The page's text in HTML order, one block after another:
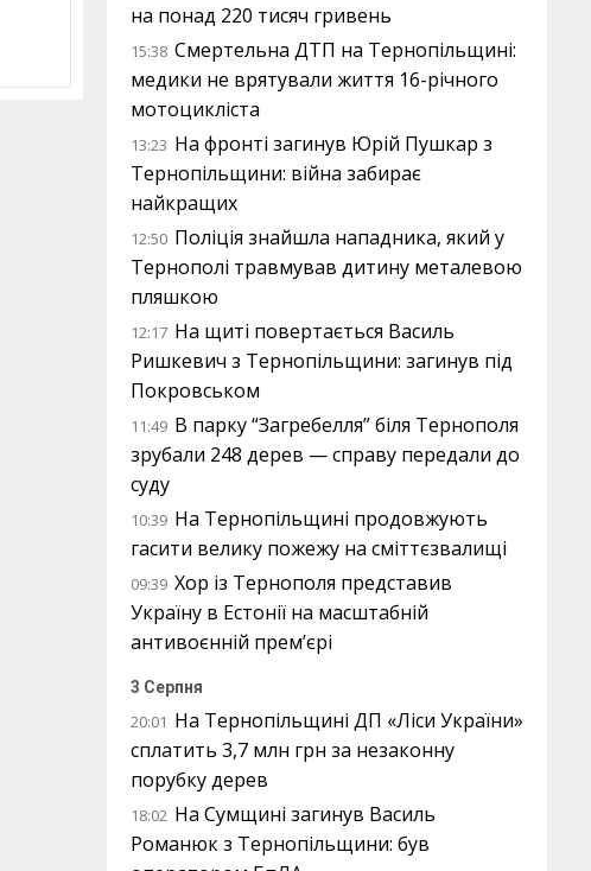
на понад 220 тисяч гривень
15:38 Смертельна ДТП на Тернопільщині:
медики не врятували життя 16-річного
мотоцикліста
13:23 На фронті загинув Юрій Пушкар з
Тернопільщини: війна забирає
найкращих
12:50 Поліція знайшла нападника, який у
Тернополі травмував дитину металевою
пляшкою
12:17 На щиті повертається Василь
Ришкевич з Тернопільщини: загинув під
Покровськом
11:49 В парку “Загребелля” біля Тернополя
зрубали 248 дерев — справу передали до
суду
10:39 На Тернопільщині продовжують
гасити велику пожежу на сміттєзвалищі
09:39 Хор із Тернополя представив
Україну в Естонії на масштабній
антивоєнній прем’єрі
3 Серпня
20:01 На Тернопільщині ДП «Ліси України»
сплатить 3,7 млн грн за незаконну
порубку дерев
18:02 На Сумщині загинув Василь
Романюк з Тернопільщини: був